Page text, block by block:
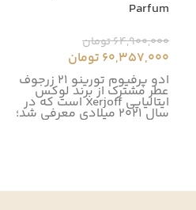
Parfum
64,900,000تومان
60,357,000 تومان
ادو پرفیوم تورینو 21 زرجوف
عطر مشترک از برند لوکس
ایتالیایی Xerjoff است که در
سال 2021 میلادی معرفی شد؛